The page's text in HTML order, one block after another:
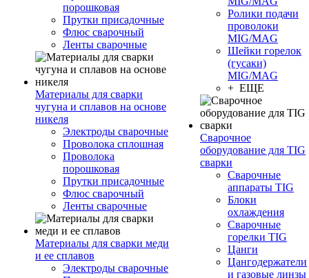
порошковая
Прутки присадочные
Флюс сварочный
Ленты сварочные
Материалы для сварки
чугуна и сплавов на основе
никеля
Электроды сварочные
Проволока сплошная
Проволока
порошковая
Прутки присадочные
Флюс сварочный
Ленты сварочные
Материалы для сварки меди
и ее сплавов
Электроды сварочные
Ролики подачи
проволоки
MIG/MAG
Шейки горелок
(гусаки)
MIG/MAG
+ ЕЩЕ
Сварочное
оборудование для TIG
сварки
Сварочные
аппараты TIG
Блоки
охлаждения
Сварочные
горелки TIG
Цанги
Цангодержатели
и газовые линзы